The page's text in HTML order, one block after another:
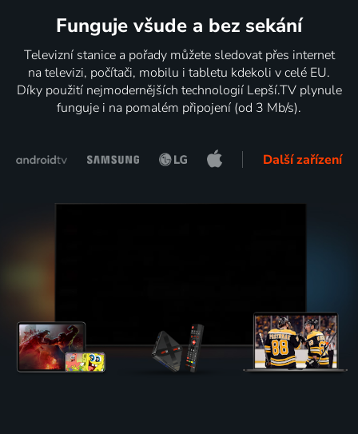
Funguje všude a bez sekání
Televizní stanice a pořady můžete sledovat přes internet
na televizi, počítači, mobilu i tabletu kdekoli v celé EU.
Díky použití nejmodernějších technologií Lepší.TV plynule
funguje i na pomalém připojení (od 3 Mb/s).
Další zařízení